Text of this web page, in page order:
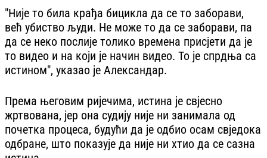
"Није то била крађа бицикла да се то заборави,
већ убиство људи. Не може то да се заборави, па
да се неко послије толико времена присјети да је
то видео и на који је начин видео. То је спрдња са
истином", указао је Александар.
Према његовим ријечима, истина је свјесно
жртвована, јер она судију није ни занимала од
почетка процеса, будући да је одбио осам свједока
одбране, што показује да није ни хтио да се сазна